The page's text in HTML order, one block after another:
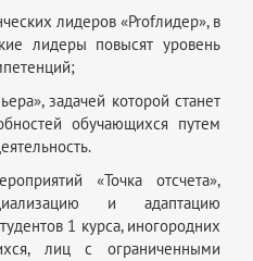
лидеров «Profлидер», в
лидеры повысят уровень
задачей которой станет
обучающихся путем
«Точка отсчета»,
и адаптацию
1 курса, иногородних
лиц с ограниченными